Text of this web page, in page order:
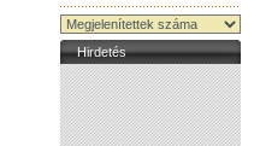
Hirdetés